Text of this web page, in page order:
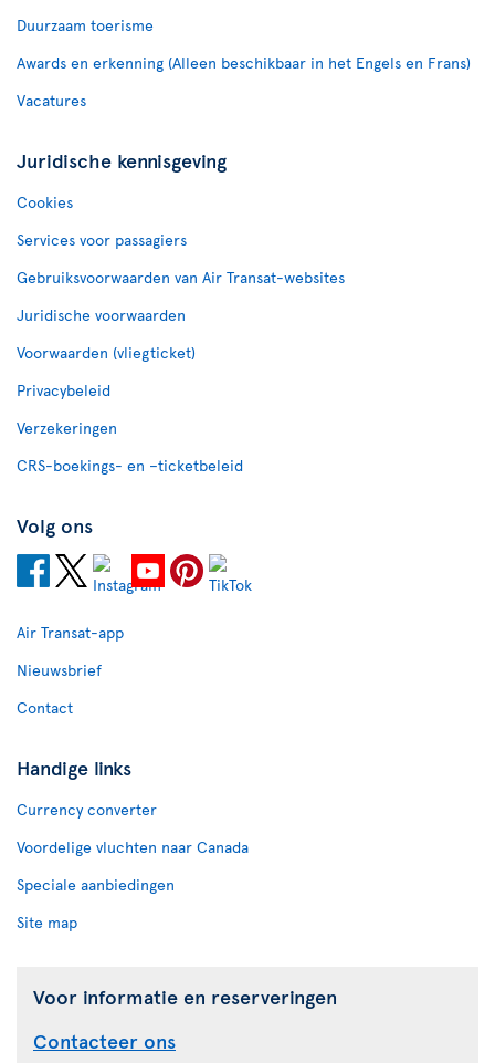
Duurzaam toerisme
Awards en erkenning (Alleen beschikbaar in het Engels en Frans)
Vacatures
Juridische kennisgeving
Cookies
Services voor passagiers
Gebruiksvoorwaarden van Air Transat-websites
Juridische voorwaarden
Voorwaarden (vliegticket)
Privacybeleid
Verzekeringen
CRS-boekings- en –ticketbeleid
Volg ons
Air Transat-app
Nieuwsbrief
Contact
Handige links
Currency converter
Voordelige vluchten naar Canada
Speciale aanbiedingen
Site map
Voor informatie en reserveringen
Contacteer ons